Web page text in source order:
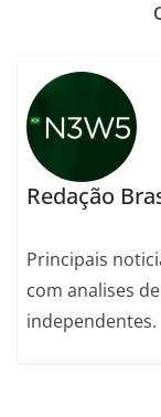
Redação
Principais
com analises
independentes.